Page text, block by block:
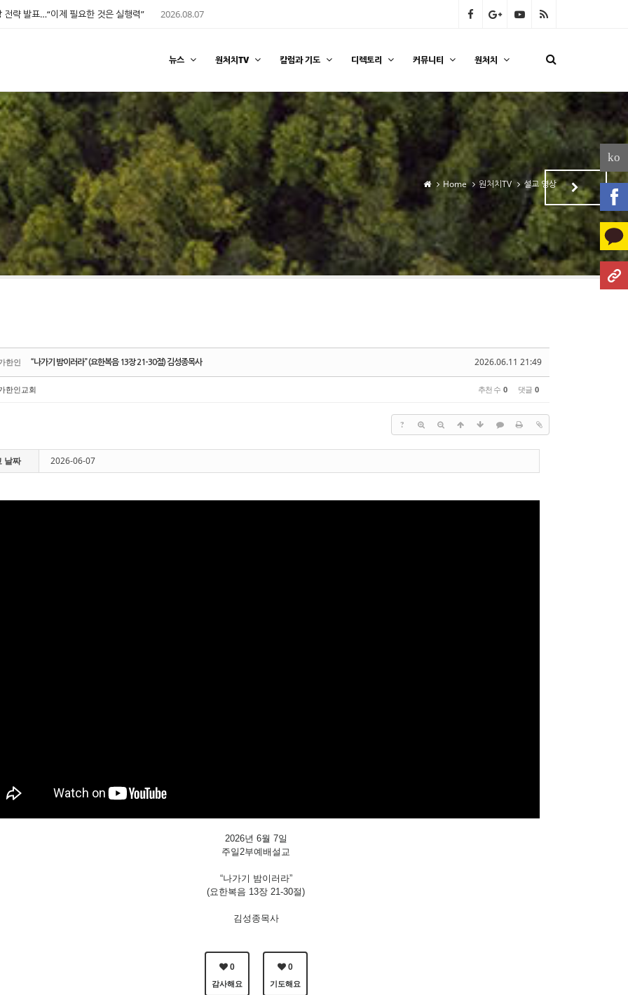
전략 발표…“이제 필요한 것은 실행력” 2026.08.07
뉴스 원처치TV 칼럼과 기도 디렉토리 커뮤니티 원처치
Home 원처치TV 설교 영상
한인 2026.06.11 21:49
“나가기 밤이러라” (요한복음 13장 21-30절) 김성종목사
한인교회 추천 수 0 댓글 0
?
날짜 2026-06-07
2026년 6월 7일
주일2부예배설교
“나가기 밤이러라”
(요한복음 13장 21-30절)
김성종목사
0
감사해요
0
기도해요
ko